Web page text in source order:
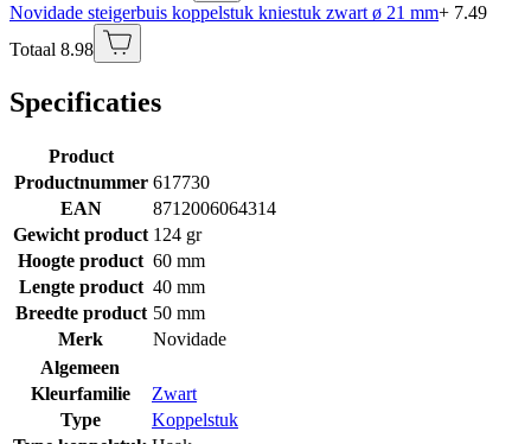
Novidade steigerbuis koppelstuk kniestuk zwart ø 21 mm+ 7.49
Totaal 8.98
Specificaties
Product
Productnummer 617730
EAN
8712006064314
Gewicht product 124 gr
Hoogte product 60 mm
Lengte product 40 mm
Breedte product 50 mm
Merk
Novidade
Algemeen
Kleurfamilie
Zwart
Type
Koppelstuk